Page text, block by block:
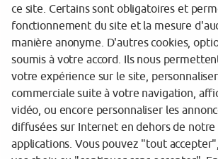
Garantie des dépôts
Protection des données personnelles
Gestion des cookies
ce site. Certains sont obligatoires et
fonctionnement du site et la mesure
manière anonyme. D'autres cookies,
soumis à votre accord. Ils nous
votre expérience sur le site,
commerciale suite à votre navigation,
vidéo, ou encore personnaliser les
diffusées sur Internet en dehors de notre
applications. Vous pouvez "tout